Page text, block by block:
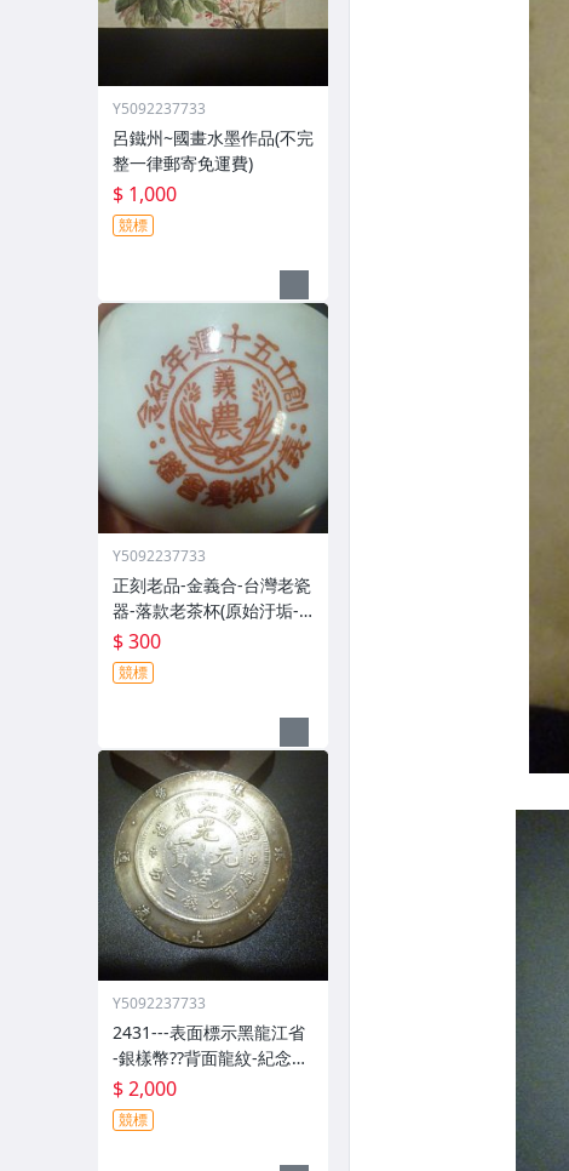
Y5092237733
呂鐵州~國畫水墨作品(不完
整一律郵寄免運費)
$ 1,000
競標
Y5092237733
正刻老品-金義合-台灣老瓷
器-落款老茶杯(原始汙垢--
郵寄免運費)
$ 300
競標
Y5092237733
2431---表面標示黑龍江省
-銀樣幣??背面龍紋-紀念
幣??(郵寄免運費)
$ 2,000
競標